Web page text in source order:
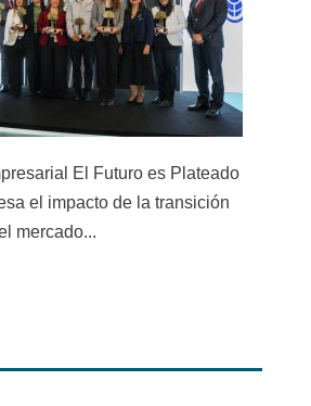
El Futuro es Plateado
el impacto de la transición
mercado...